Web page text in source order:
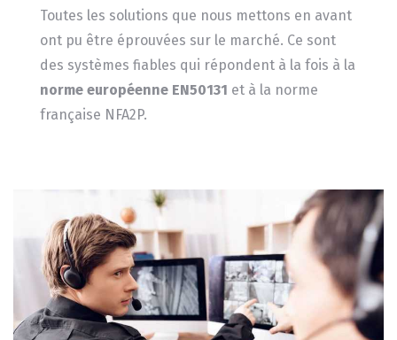
Toutes les solutions que nous mettons en avant
ont pu être éprouvées sur le marché. Ce sont
des systèmes fiables qui répondent à la fois à la
norme européenne EN50131 et à la norme
française NFA2P.